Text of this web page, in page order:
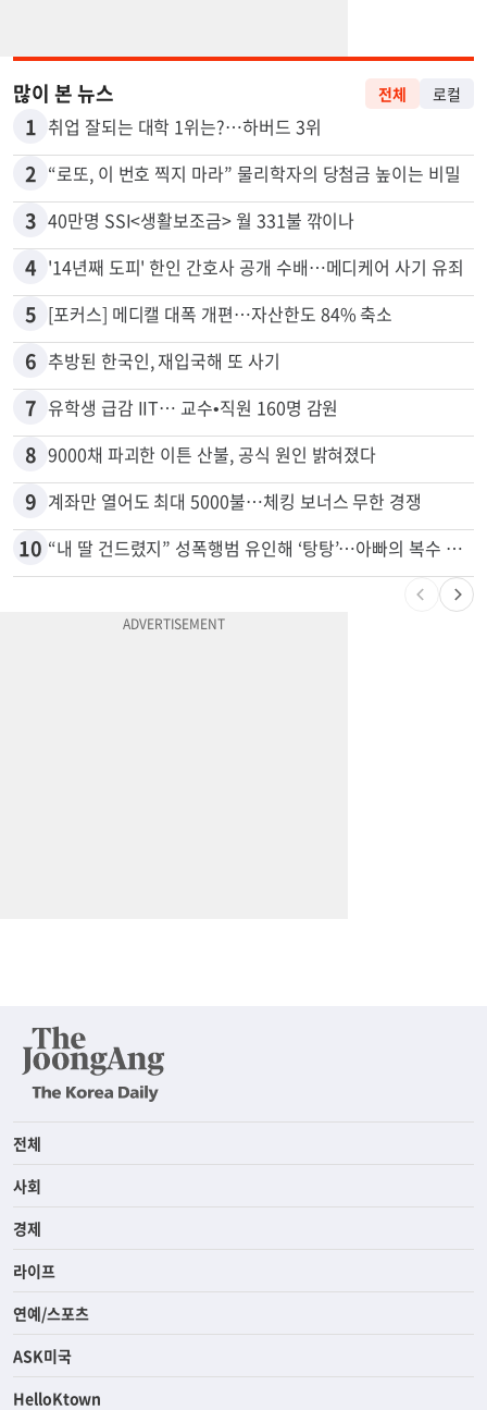
많이 본 뉴스 전체 로컬
1 취업 잘되는 대학 1위는?…하버드 3위
2 “로또, 이 번호 찍지 마라” 물리학자의 당첨금 높이는 비밀
3 40만명 SSI<생활보조금> 월 331불 깎이나
4 '14년째 도피' 한인 간호사 공개 수배…메디케어 사기 유죄
5 [포커스] 메디캘 대폭 개편…자산한도 84% 축소
6 추방된 한국인, 재입국해 또 사기
7 유학생 급감 IIT… 교수•직원 160명 감원
8 9000채 파괴한 이튼 산불, 공식 원인 밝혀졌다
9 계좌만 열어도 최대 5000불…체킹 보너스 무한 경쟁
10 “내 딸 건드렸지” 성폭행범 유인해 ‘탕탕’…아빠의 복수 결말
전체
사회
경제
라이프
연예/스포츠
ASK미국
HelloKtown